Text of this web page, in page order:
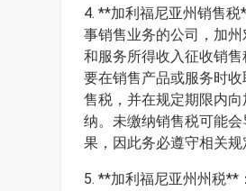
4. **加利福尼亚州销售税
事销售业务的公司，加
和服务所得收入征收销
要在销售产品或服务时
售税，并在规定期限内
纳。未缴纳销售税可能
果，因此务必遵守相关规
5. **加利福尼亚州州税**